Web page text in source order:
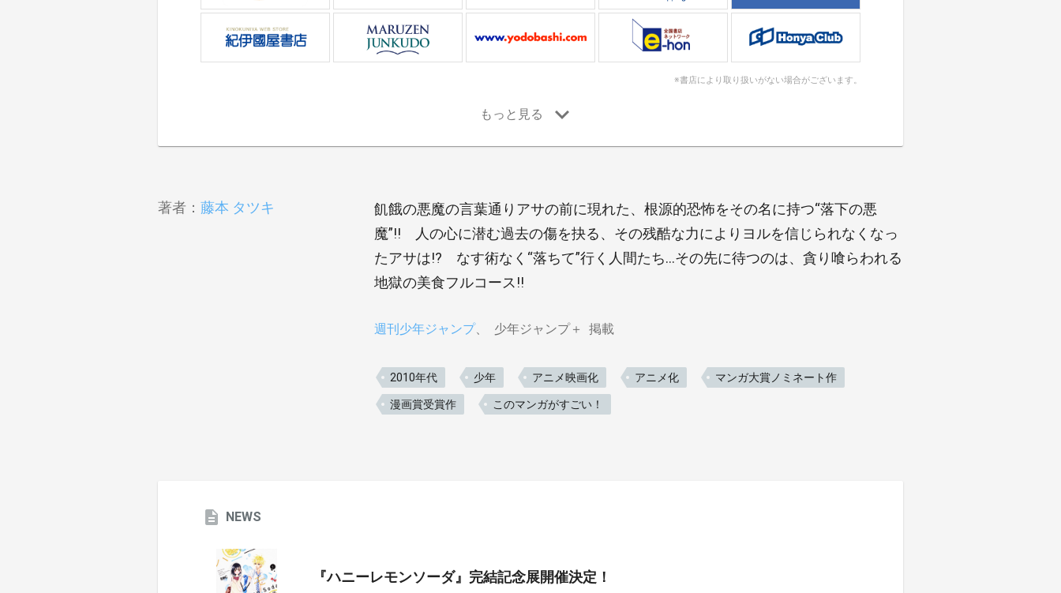
※書店により取り扱いがない場合がございます。
著者： 藤本 タツキ
飢餓の悪魔の言葉通りアサの前に現れた、根源的恐怖をその名に持つ“落下の悪
魔”!! 人の心に潜む過去の傷を抉る、その残酷な力によりヨルを信じられなくなっ
たアサは!? なす術なく“落ちて”行く人間たち…その先に待つのは、貪り喰らわれる
地獄の美食フルコース!!
週刊少年ジャンプ 少年ジャンプ＋ 掲載
2010年代 少年 アニメ映画化 アニメ化 マンガ大賞ノミネート作
漫画賞受賞作 このマンガがすごい！
NEWS
『ハニーレモンソーダ』完結記念展開催決定！